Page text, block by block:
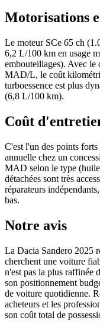
Motorisations
Le moteur SCe 65 ch
6,2 L/100 km en usage
embouteillages). Avec le
MAD/L, le coût
turboessence est plus
(6,8 L/100 km).
Coût
C'est l'un des points
annuelle chez un
MAD selon le type
détachées sont très
réparateurs
bas.
Notre avis
La Dacia Sandero 2025
cherchent une voiture
n'est pas la plus raffinée
son positionnement
de voiture quotidienne.
acheteurs et les
son coût total de